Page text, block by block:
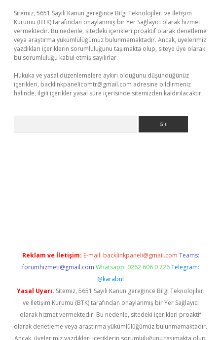
Sitemiz, 5651 Sayılı Kanun gereğince Bilgi Teknolojileri ve İletişim
Kurumu (BTK) tarafından onaylanmış bir Yer Sağlayıcı olarak hizmet
vermektedir. Bu nedenle, sitedeki içerikleri proaktif olarak denetleme
veya araştırma yükümlülüğümüz bulunmamaktadır. Ancak, üyelerimiz
yazdıkları içeriklerin sorumluluğunu taşımakta olup, siteye üye olarak
bu sorumluluğu kabul etmiş sayılırlar.
Hukuka ve yasal düzenlemelere aykırı olduğunu düşündüğünüz
içerikleri, backlinkpanelicomtr@gmail.com adresine bildirmeniz
halinde, ilgili içerikler yasal süre içerisinde sitemizden kaldırılacaktır.
Reklam ve İletişim: E-mail: backlinkpaneli@gmail.com Teams:
forumhizmeti@gmail.com Whatsapp: 0262 606 0 726 Telegram:
@karabul
Yasal Uyarı: Sitemiz, 5651 Sayılı Kanun gereğince Bilgi Teknolojileri
ve İletişim Kurumu (BTK) tarafından onaylanmış bir Yer Sağlayıcı
olarak hizmet vermektedir. Bu nedenle, sitedeki içerikleri proaktif
olarak denetleme veya araştırma yükümlülüğümüz bulunmamaktadır.
Ancak, üyelerimiz yazdıkları içeriklerin sorumluluğunu taşımakta olup,